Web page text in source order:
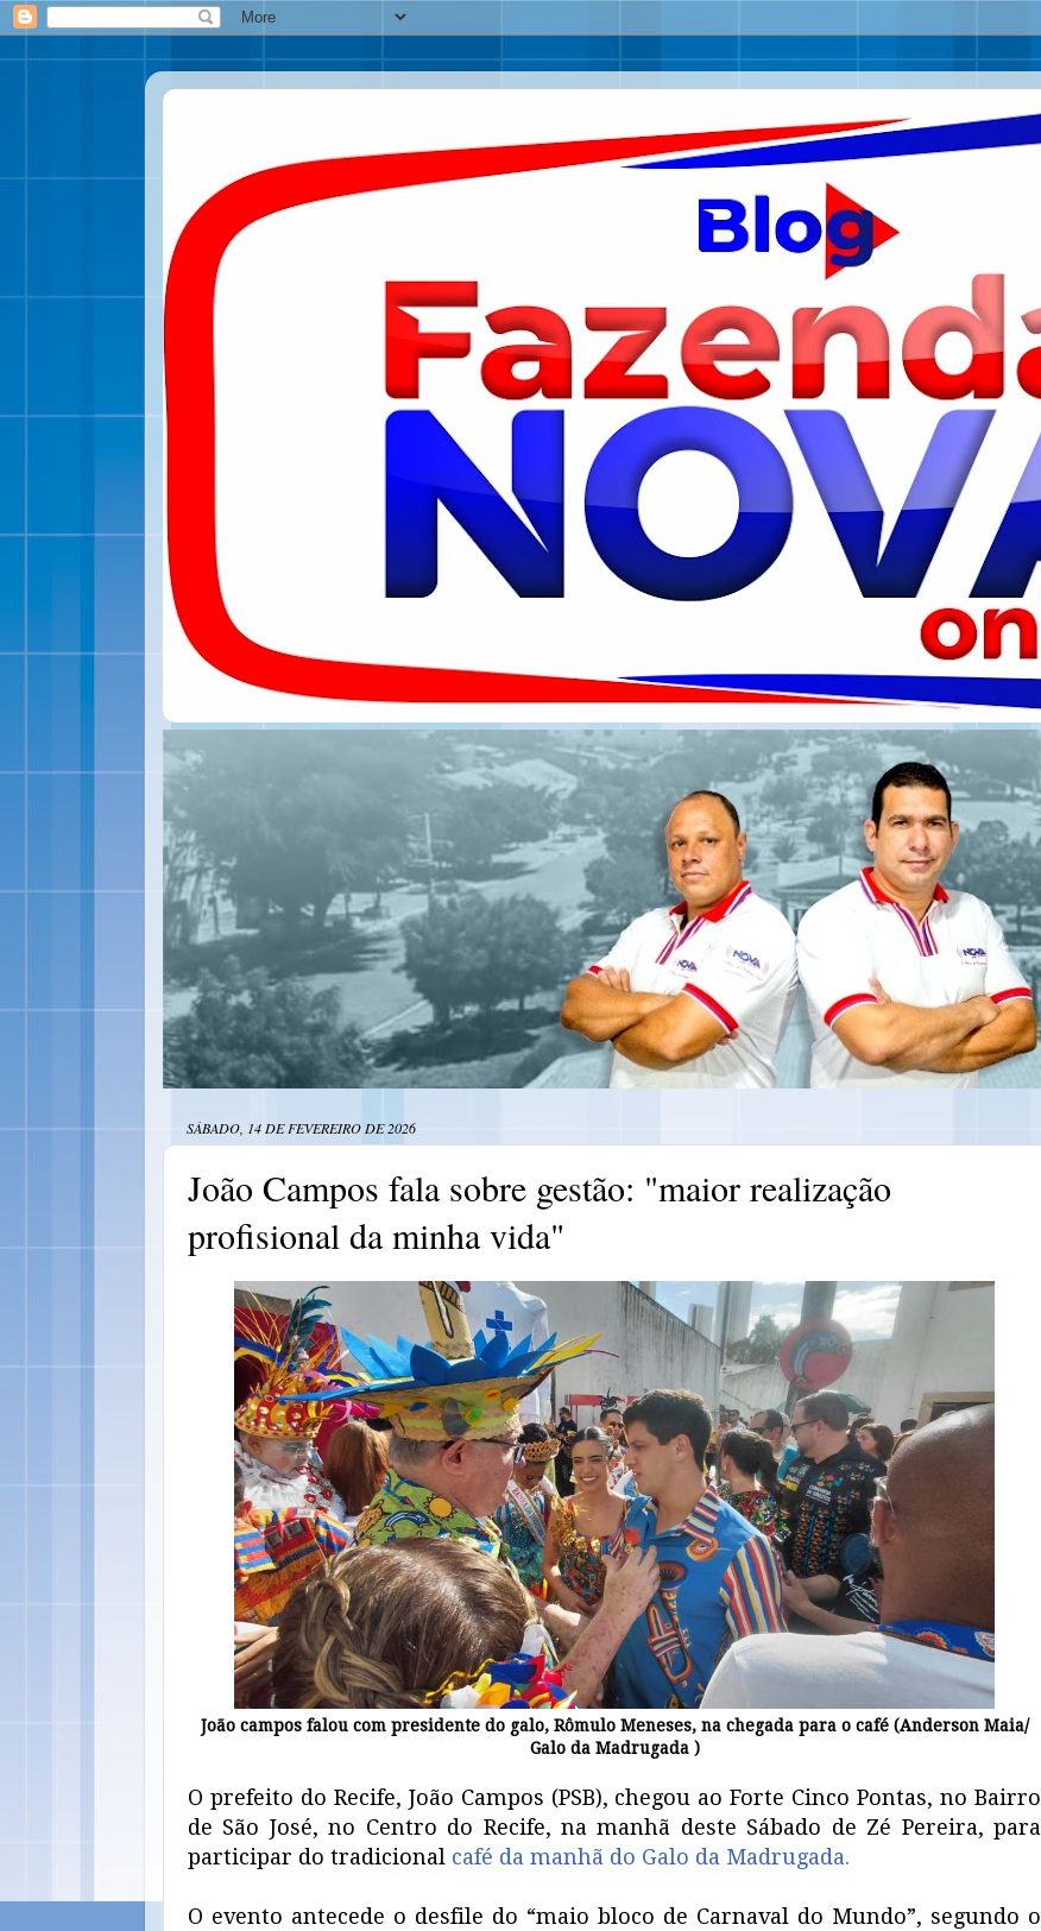
SÁBADO, 14 DE FEVEREIRO DE 2026
João Campos fala sobre gestão: "maior realização
profisional da minha vida"
João campos falou com presidente do galo, Rômulo Meneses, na chegada para o café (Anderson Maia/
Galo da Madrugada )
O prefeito do Recife, João Campos (PSB), chegou ao Forte Cinco Pontas, no Bairro
de São José, no Centro do Recife, na manhã deste Sábado de Zé Pereira, para
participar do tradicional café da manhã do Galo da Madrugada.
O evento antecede o desfile do “maio bloco de Carnaval do Mundo”, segundo o